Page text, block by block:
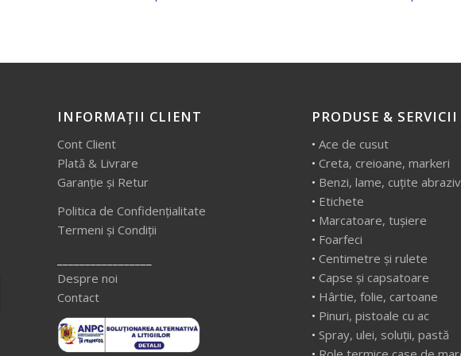
INFORMAȚII CLIENT
Cont Client
Plată & Livrare
Garanție și Retur
Politica de Confidențialitate
Termeni și Condiții
Despre noi
Contact
PRODUSE & SERVICII
•Ace de cusut
• Creta, creioane, markeri
• Benzi, lame, cuțite
• Etichete
• Marcatoare, tușiere
• Foarfeci
• Centimetre și rulete
• Capse și capsatoare
• Hârtie, folie, cartoane
• Pinuri, pistoale cu ac
• Spray, ulei, soluții, pastă